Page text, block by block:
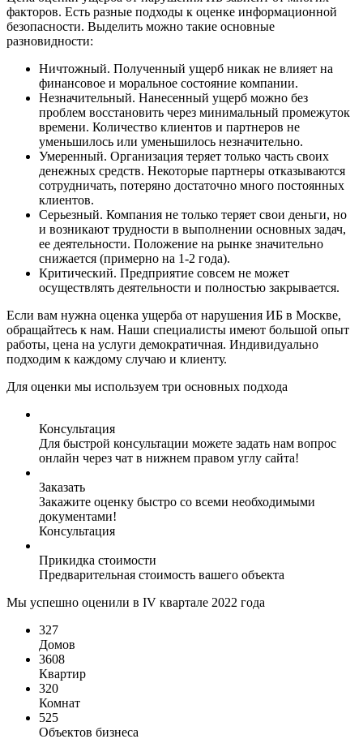
факторов. Есть разные подходы к оценке информационной
безопасности. Выделить можно такие основные
разновидности:
Ничтожный. Полученный ущерб никак не влияет на
финансовое и моральное состояние компании.
Незначительный. Нанесенный ущерб можно без
проблем восстановить через минимальный промежуток
времени. Количество клиентов и партнеров не
уменьшилось или уменьшилось незначительно.
Умеренный. Организация теряет только часть своих
денежных средств. Некоторые партнеры отказываются
сотрудничать, потеряно достаточно много постоянных
клиентов.
Серьезный. Компания не только теряет свои деньги, но
и возникают трудности в выполнении основных задач,
ее деятельности. Положение на рынке значительно
снижается (примерно на 1-2 года).
Критический. Предприятие совсем не может
осуществлять деятельности и полностью закрывается.
Если вам нужна оценка ущерба от нарушения ИБ в Москве,
обращайтесь к нам. Наши специалисты имеют большой опыт
работы, цена на услуги демократичная. Индивидуально
подходим к каждому случаю и клиенту.
Для оценки мы используем три основных подхода
Консультация
Для быстрой консультации можете задать нам вопрос
онлайн через чат в нижнем правом углу сайта!
Заказать
Закажите оценку быстро со всеми необходимыми
документами!
Консультация
Прикидка стоимости
Предварительная стоимость вашего объекта
Мы успешно оценили в IV квартале 2022 года
327
Домов
3608
Квартир
320
Комнат
525
Объектов бизнеса